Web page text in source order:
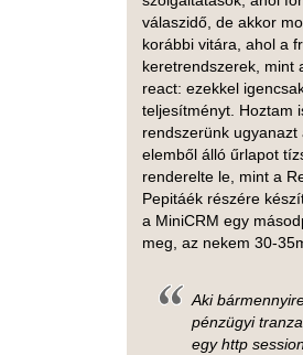
válaszidő, de akkor
korábbi vitára, ahol a
keretrendszerek, mint
react: ezekkel
teljesítményt. Hoztam
rendszerünk
elemből álló űrlapot
renderelte le, mint a
Pepitáék részére
a MiniCRM egy
meg, az nekem 30-
Aki
pénzügyi
egy http